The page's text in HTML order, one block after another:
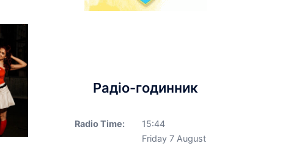
Радіо-годинник
Radio Time: 15:44
Friday 7 August